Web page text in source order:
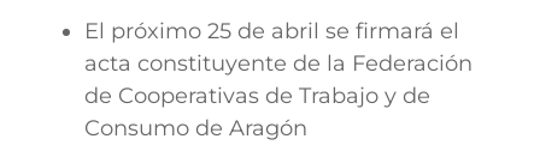
El próximo 25 de abril se firmará el
acta constituyente de la Federación
de Cooperativas de Trabajo y de
Consumo de Aragón